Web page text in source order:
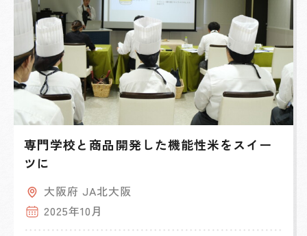
専門学校と商品開発した機能性米をスイー
ツに
大阪府 JA北大阪
2025年10月